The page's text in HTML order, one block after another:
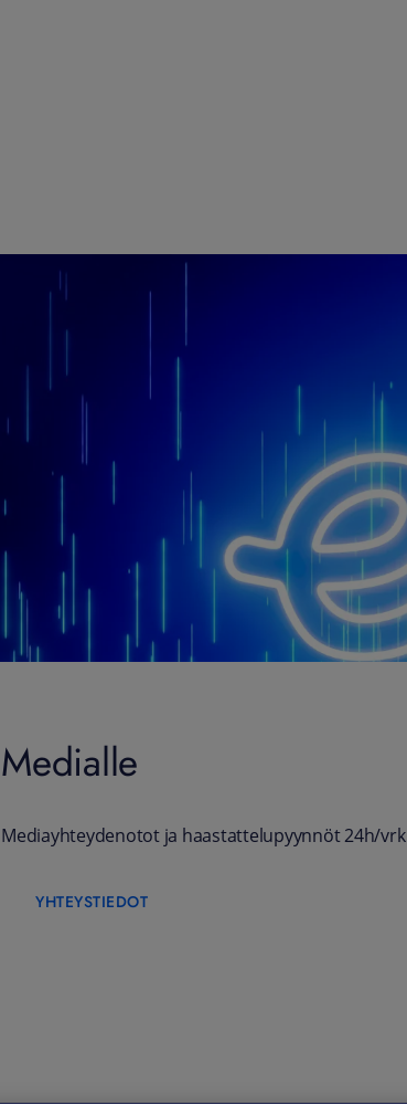
Medialle
Mediayhteydenotot ja haastattelupyynnöt 24h/vrk
YHTEYSTIEDOT